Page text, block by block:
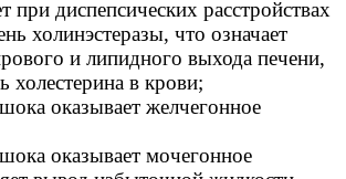
при диспепсических расстройствах
холинэстеразы, что означает
и липидного выхода печени,
холестерина в крови;
оказывает желчегонное
оказывает мочегонное